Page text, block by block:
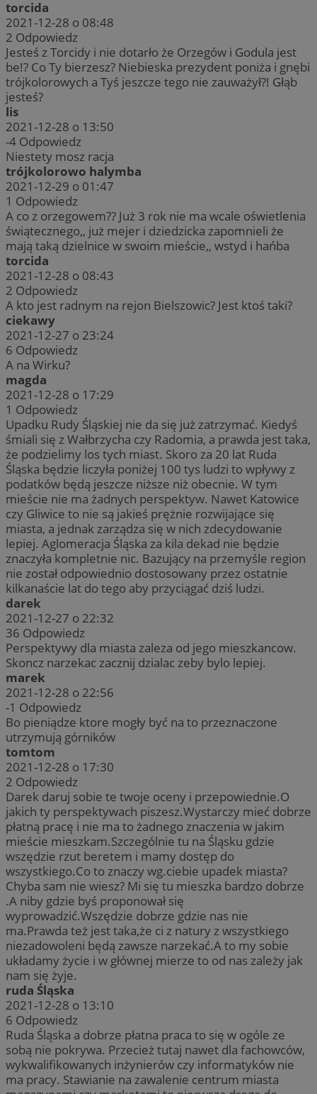
torcida
2021-12-28 o 08:48
2 Odpowiedz
Jesteś z Torcidy i nie dotarło że Orzegów i Godula jest
be!? Co Ty bierzesz? Niebieska prezydent poniża i gnębi
trójkolorowych a Tyś jeszcze tego nie zauważył?! Głąb
jesteś?
lis
2021-12-28 o 13:50
-4 Odpowiedz
Niestety mosz racja
trójkolorowo halymba
2021-12-29 o 01:47
1 Odpowiedz
A co z orzegowem?? Już 3 rok nie ma wcale oświetlenia
świątecznego,, już mejer i dziedzicka zapomnieli że
mają taką dzielnice w swoim mieście,, wstyd i hańba
torcida
2021-12-28 o 08:43
2 Odpowiedz
A kto jest radnym na rejon Bielszowic? Jest ktoś taki?
ciekawy
2021-12-27 o 23:24
6 Odpowiedz
A na Wirku?
magda
2021-12-28 o 17:29
1 Odpowiedz
Upadku Rudy Śląskiej nie da się już zatrzymać. Kiedyś
śmiali się z Wałbrzycha czy Radomia, a prawda jest taka,
że podzielimy los tych miast. Skoro za 20 lat Ruda
Śląska będzie liczyła poniżej 100 tys ludzi to wpływy z
podatków będą jeszcze niższe niż obecnie. W tym
mieście nie ma żadnych perspektyw. Nawet Katowice
czy Gliwice to nie są jakieś prężnie rozwijające się
miasta, a jednak zarządza się w nich zdecydowanie
lepiej. Aglomeracja Śląska za kila dekad nie będzie
znaczyła kompletnie nic. Bazujący na przemyśle region
nie został odpowiednio dostosowany przez ostatnie
kilkanaście lat do tego aby przyciągać dziś ludzi.
darek
2021-12-27 o 22:32
36 Odpowiedz
Perspektywy dla miasta zaleza od jego mieszkancow.
Skoncz narzekac zacznij dzialac zeby bylo lepiej.
marek
2021-12-28 o 22:56
-1 Odpowiedz
Bo pieniądze ktore mogły być na to przeznaczone
utrzymują górników
tomtom
2021-12-28 o 17:30
2 Odpowiedz
Darek daruj sobie te twoje oceny i przepowiednie.O
jakich ty perspektywach piszesz.Wystarczy mieć dobrze
płatną pracę i nie ma to żadnego znaczenia w jakim
mieście mieszkam.Szczególnie tu na Śląsku gdzie
wszędzie rzut beretem i mamy dostęp do
wszystkiego.Co to znaczy wg.ciebie upadek miasta?
Chyba sam nie wiesz? Mi się tu mieszka bardzo dobrze
.A niby gdzie byś proponował się
wyprowadzić.Wszędzie dobrze gdzie nas nie
ma.Prawda też jest taka,że ci z natury z wszystkiego
niezadowoleni będą zawsze narzekać.A to my sobie
układamy życie i w głównej mierze to od nas zależy jak
nam się żyje.
ruda Śląska
2021-12-28 o 13:10
6 Odpowiedz
Ruda Śląska a dobrze płatna praca to się w ogóle ze
sobą nie pokrywa. Przecież tutaj nawet dla fachowców,
wykwalifikowanych inżynierów czy informatyków nie
ma pracy. Stawianie na zawalenie centrum miasta